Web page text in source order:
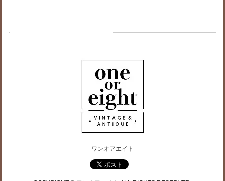
ワンオアエイト